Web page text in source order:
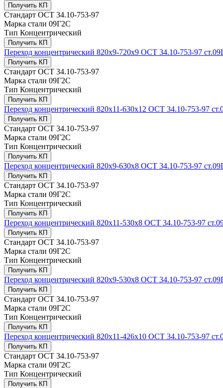
Получить КП
Стандарт ОСТ 34.10-753-97
Марка стали 09Г2С
Тип Концентрический
Получить КП
Переход концентрический 820х9-720x9 ОСТ 34.10-753-97
Получить КП
Стандарт ОСТ 34.10-753-97
Марка стали 09Г2С
Тип Концентрический
Получить КП
Переход концентрический 820х11-630x12 ОСТ 34.10-753-97
Получить КП
Стандарт ОСТ 34.10-753-97
Марка стали 09Г2С
Тип Концентрический
Получить КП
Переход концентрический 820х9-630x8 ОСТ 34.10-753-97
Получить КП
Стандарт ОСТ 34.10-753-97
Марка стали 09Г2С
Тип Концентрический
Получить КП
Переход концентрический 820х11-530x8 ОСТ 34.10-753-97
Получить КП
Стандарт ОСТ 34.10-753-97
Марка стали 09Г2С
Тип Концентрический
Получить КП
Переход концентрический 820х9-530x8 ОСТ 34.10-753-97
Получить КП
Стандарт ОСТ 34.10-753-97
Марка стали 09Г2С
Тип Концентрический
Получить КП
Переход концентрический 820х11-426x10 ОСТ 34.10-753-97
Получить КП
Стандарт ОСТ 34.10-753-97
Марка стали 09Г2С
Тип Концентрический
Получить КП